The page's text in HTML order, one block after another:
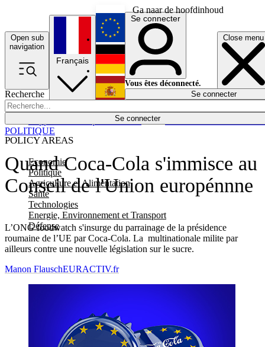
Ga naar de hoofdinhoud
Open sub
navigation
Close menu
Recherche
Se connecter
POLICY AREAS
Economie
Politique
Agriculture et Alimentation
Santé
Technologies
Energie, Environnement et Transport
Défense
Économie
Français
English
Deutsch
Español
Se connecter
Vous êtes déconnecté.
Se connecter
Quand Coca-Cola s'immisce au
Conseil de l'Union europénnne
L’ONG foodwatch s'insurge du parrainage de la présidence
roumaine de l’UE par Coca-Cola. La multinationale milite par
ailleurs contre une nouvelle législation sur le sucre.
POLITIQUE
Manon FlauschEURACTIV.fr